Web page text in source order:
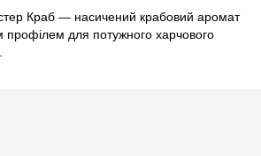
Краб — насичений крабовий аромат
профілем для потужного харчового